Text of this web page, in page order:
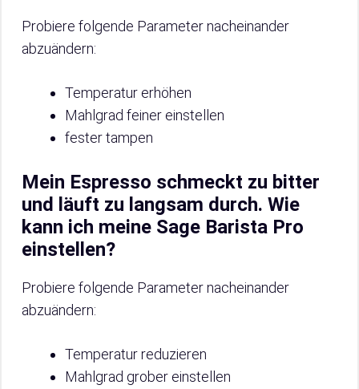
Probiere folgende Parameter nacheinander
abzuändern:
Temperatur erhöhen
Mahlgrad feiner einstellen
fester tampen
Mein Espresso schmeckt zu bitter
und läuft zu langsam durch. Wie
kann ich meine Sage Barista Pro
einstellen?
Probiere folgende Parameter nacheinander
abzuändern:
Temperatur reduzieren
Mahlgrad grober einstellen